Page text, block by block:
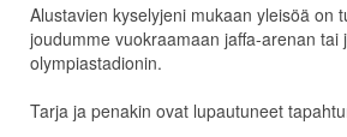
Alustavien kyselyjeni mukaan yleisöä on
joudumme vuokraamaan jaffa-arenan tai
olympiastadionin.
Tarja ja penakin ovat lupautuneet